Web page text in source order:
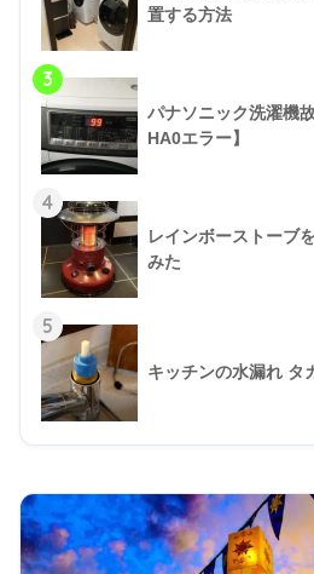
置する方法
3
パナソニック洗濯機
HA0エラー】
4
レインボーストーブ
みた
5
キッチンの水漏れ タ